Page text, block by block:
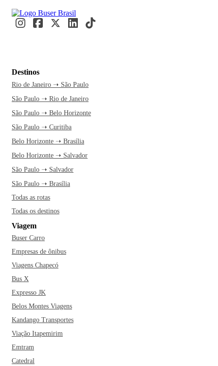
Destinos
Rio de Janeiro ➝ São Paulo
São Paulo ➝ Rio de Janeiro
São Paulo ➝ Belo Horizonte
São Paulo ➝ Curitiba
Belo Horizonte ➝ Brasília
Belo Horizonte ➝ Salvador
São Paulo ➝ Salvador
São Paulo ➝ Brasília
Todas as rotas
Todas os destinos
Viagem
Buser Carro
Empresas de ônibus
Viagens Chapecó
Bus X
Expresso JK
Belos Montes Viagens
Kandango Transportes
Viação Itapemirim
Emtram
Catedral